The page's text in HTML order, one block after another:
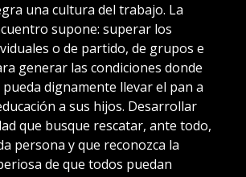
una cultura del trabajo. La
supone: superar los
o de partido, de grupos e
generar las condiciones donde
dignamente llevar el pan a
a sus hijos. Desarrollar
que busque rescatar, ante todo,
persona y que reconozca la
de que todos puedan